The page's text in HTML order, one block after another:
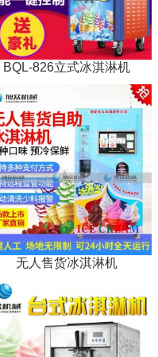
BQL-826立式冰淇淋机
无人售货冰淇淋机